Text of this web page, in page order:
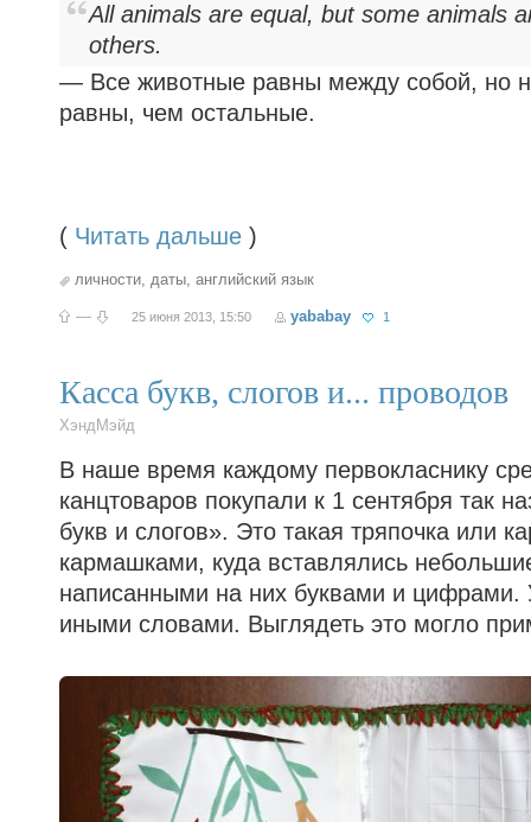
All animals are equal, but some animals
others.
— Все животные равны между собой, но
равны, чем остальные.
( Читать дальше )
личности, даты, английский язык
— 25 июня 2013, 15:50 yababay 1
Касса букв, слогов и... проводов
ХэндМэйд
В наше время каждому первокласнику
канцтоваров покупали к 1 сентября так
букв и слогов». Это такая тряпочка или
кармашками, куда вставлялись
написанными на них буквами и цифрами.
иными словами. Выглядеть это могло